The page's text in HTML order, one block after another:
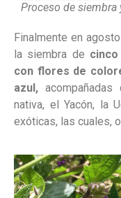
Proceso de
Finalmente en
la siembra de
con flores de
azul,
nativa, el Yacón, la
exóticas, las cuales,